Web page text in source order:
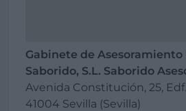
Gabinete de
Saborido, S.L. Saborido
Avenida Constitución, 25,
41004 Sevilla (Sevilla)